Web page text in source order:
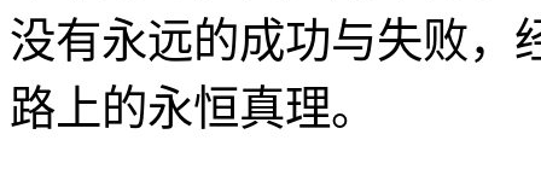
没有永远的成功与失败，
路上的永恒真理。